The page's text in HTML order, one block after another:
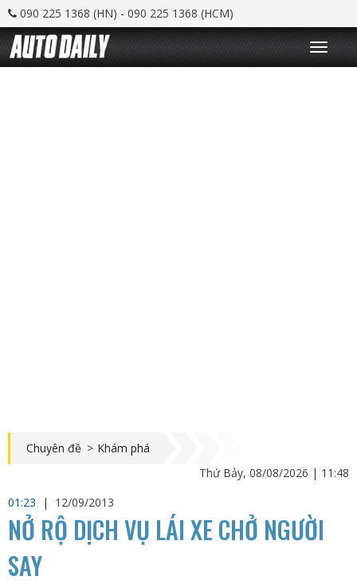
090 225 1368 (HN) - 090 225 1368 (HCM)
T
o
g
Chuyên đề > Khám phá
Thứ Bảy, 08/08/2026 | 11:48
01:23
| 12/09/2013
NỞ RỘ DỊCH VỤ LÁI XE CHỞ NGƯỜI
SAY